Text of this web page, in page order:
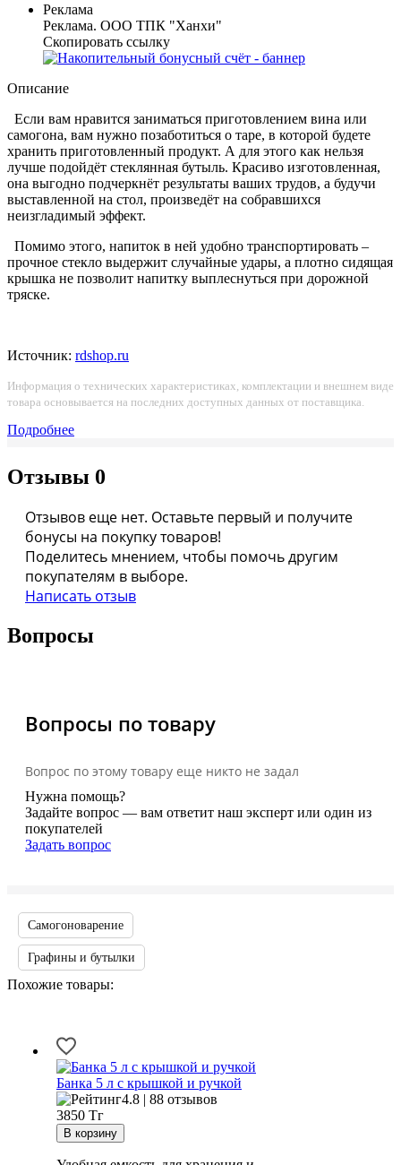
Реклама
Реклама. ООО ТПК "Ханхи"
Скопировать ссылку
Описание
Если вам нравится заниматься приготовлением вина или
самогона, вам нужно позаботиться о таре, в которой будете
хранить приготовленный продукт. А для этого как нельзя
лучше подойдёт стеклянная бутыль. Красиво изготовленная,
она выгодно подчеркнёт результаты ваших трудов, а будучи
выставленной на стол, произведёт на собравшихся
неизгладимый эффект.
Помимо этого, напиток в ней удобно транспортировать –
прочное стекло выдержит случайные удары, а плотно сидящая
крышка не позволит напитку выплеснуться при дорожной
тряске.
Источник: rdshop.ru
Информация о технических характеристиках, комплектации и внешнем виде
товара основывается на последних доступных данных от поставщика.
Подробнее
Отзывы 0
Отзывов еще нет. Оставьте первый и получите
бонусы на покупку товаров!
Поделитесь мнением, чтобы помочь другим
покупателям в выборе.
Написать отзыв
Вопросы
Вопросы по товару
Вопрос по этому товару еще никто не задал
Нужна помощь?
Задайте вопрос — вам ответит наш эксперт или один из
покупателей
Задать вопрос
Самогоноварение
Графины и бутылки
Похожие товары:
Банка 5 л с крышкой и ручкой
4.8 | 88 отзывов
3850 Тг